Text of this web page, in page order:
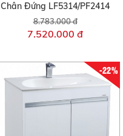
Chân Đứng LF5314/PF2414
8.783.000 đ
7.520.000 đ
-22%